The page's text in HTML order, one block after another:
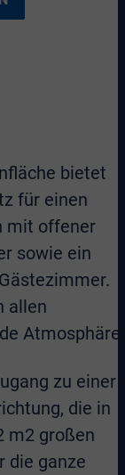
bietet
für einen
mit offener
sowie ein
allen
Atmosphäre.
zu einer
die in
m2 großen
die ganze